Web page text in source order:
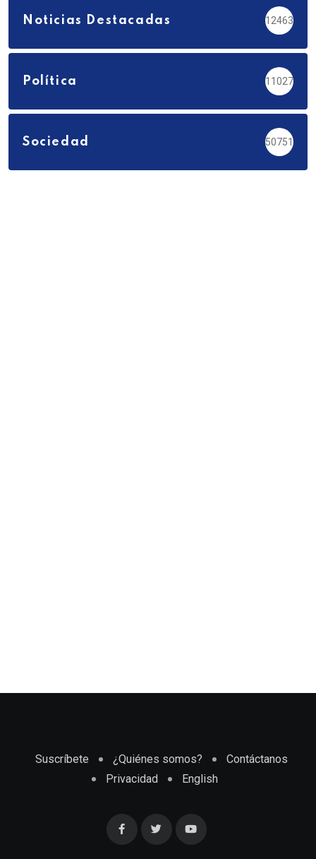
Noticias Destacadas 12463
Política 11027
Sociedad 50751
Suscríbete ¿Quiénes somos?
Contáctanos
Privacidad
English